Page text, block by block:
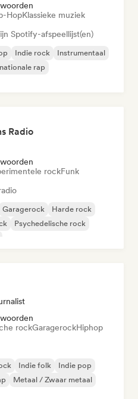
HopKlassieke muziek
Spotify-afspeellijst(en)
Indie rock
Instrumentaal
rap
Radio
rockFunk
Garagerock
Harde rock
Psychedelische rock
rockGaragerockHiphop
Indie folk
Indie pop
Metaal / Zwaar metaal